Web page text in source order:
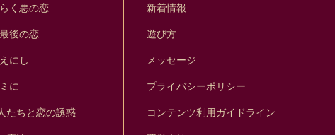
く悪の恋
後の恋
にし
に
たちと恋の誘惑
新着情報
遊び方
メッセージ
プライバシーポリシー
コンテンツ利用ガイドライン